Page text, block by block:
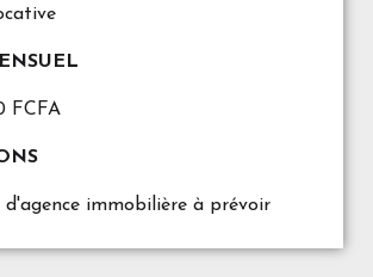
FCFA
d'agence immobilière à prévoir